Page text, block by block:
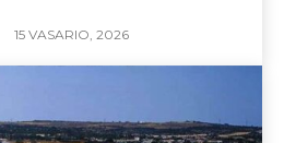
15 VASARIO, 2026